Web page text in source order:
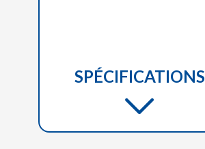
SPÉCIFICATIONS